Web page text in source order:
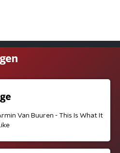
Van Buuren - This Is What It